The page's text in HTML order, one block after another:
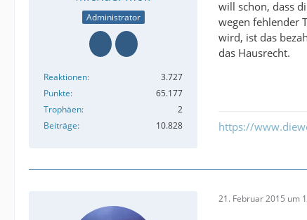
Administrator
Reaktionen
3.727
Punkte
65.177
Trophäen
2
Beiträge
10.828
will schon, dass
wegen fehlender
wird, ist das
das Hausrecht.
https://
21. Februar 2015 um